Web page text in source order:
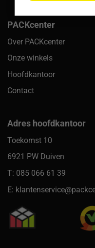
PACKcenter
Over PACKcenter
Onze winkels
Hoofdkantoor
Contact
Adres hoofdkantoor
Toekomst 10
6921 PW Duiven
T: 085 066 61 39
E: